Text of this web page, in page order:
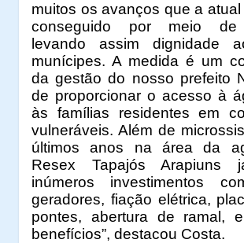
muitos os avanços que a
conseguido por meio de
levando assim dignidade
munícipes. A medida é um
da gestão do nosso prefeito
de proporcionar o acesso à
às famílias residentes em
vulneráveis. Além de
últimos anos na área da
Resex Tapajós Arapiuns
inúmeros investimentos
geradores, fiação elétrica,
pontes, abertura de ramal,
benefícios”, destacou Costa.